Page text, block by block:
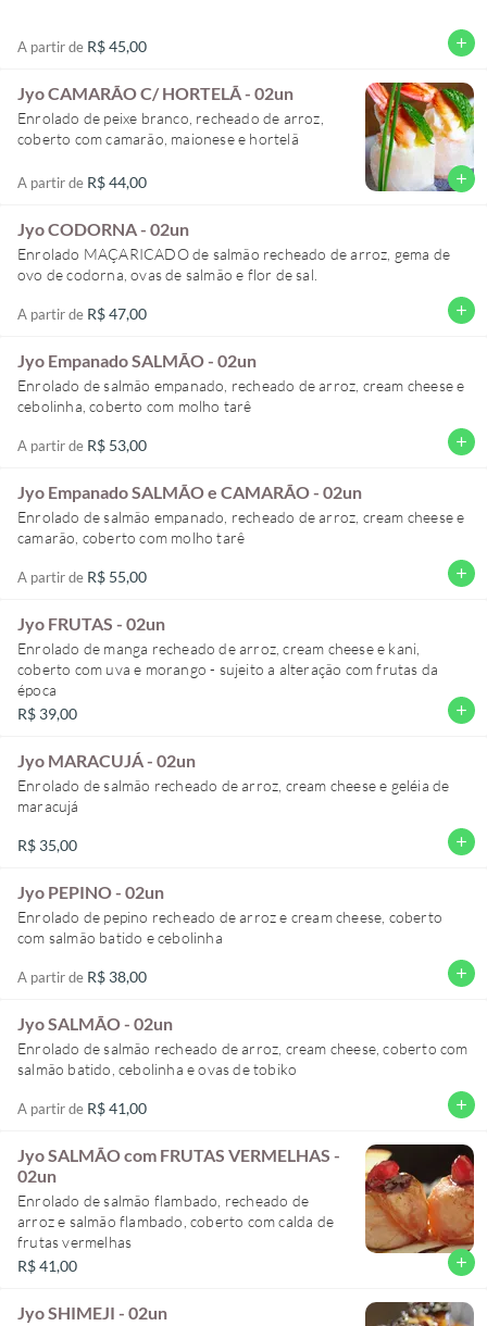
A partir de R$ 45,00 add
Jyo CAMARÃO C/ HORTELÃ - 02un
Enrolado de peixe branco, recheado de arroz,
coberto com camarão, maionese e hortelã
A partir de R$ 44,00 add
Jyo CODORNA - 02un
Enrolado MAÇARICADO de salmão recheado de arroz, gema de
ovo de codorna, ovas de salmão e flor de sal.
A partir de R$ 47,00 add
Jyo Empanado SALMÃO - 02un
Enrolado de salmão empanado, recheado de arroz, cream cheese e
cebolinha, coberto com molho tarê
A partir de R$ 53,00 add
Jyo Empanado SALMÃO e CAMARÃO - 02un
Enrolado de salmão empanado, recheado de arroz, cream cheese e
camarão, coberto com molho tarê
A partir de R$ 55,00 add
Jyo FRUTAS - 02un
Enrolado de manga recheado de arroz, cream cheese e kani,
coberto com uva e morango - sujeito a alteração com frutas da
época
R$ 39,00
add
Jyo MARACUJÁ - 02un
Enrolado de salmão recheado de arroz, cream cheese e geléia de
maracujá
R$ 35,00 add
Jyo PEPINO - 02un
Enrolado de pepino recheado de arroz e cream cheese, coberto
com salmão batido e cebolinha
A partir de R$ 38,00 add
Jyo SALMÃO - 02un
Enrolado de salmão recheado de arroz, cream cheese, coberto com
salmão batido, cebolinha e ovas de tobiko
A partir de R$ 41,00 add
Jyo SALMÃO com FRUTAS VERMELHAS -
02un
Enrolado de salmão flambado, recheado de
arroz e salmão flambado, coberto com calda de
frutas vermelhas
R$ 41,00
add
Jyo SHIMEJI - 02un